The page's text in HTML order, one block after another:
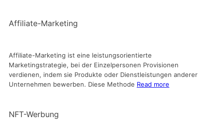
Affiliate-Marketing
Affiliate-Marketing ist eine leistungsorientierte
Marketingstrategie, bei der Einzelpersonen Provisionen
verdienen, indem sie Produkte oder Dienstleistungen anderer
Unternehmen bewerben. Diese Methode Read more
NFT-Werbung